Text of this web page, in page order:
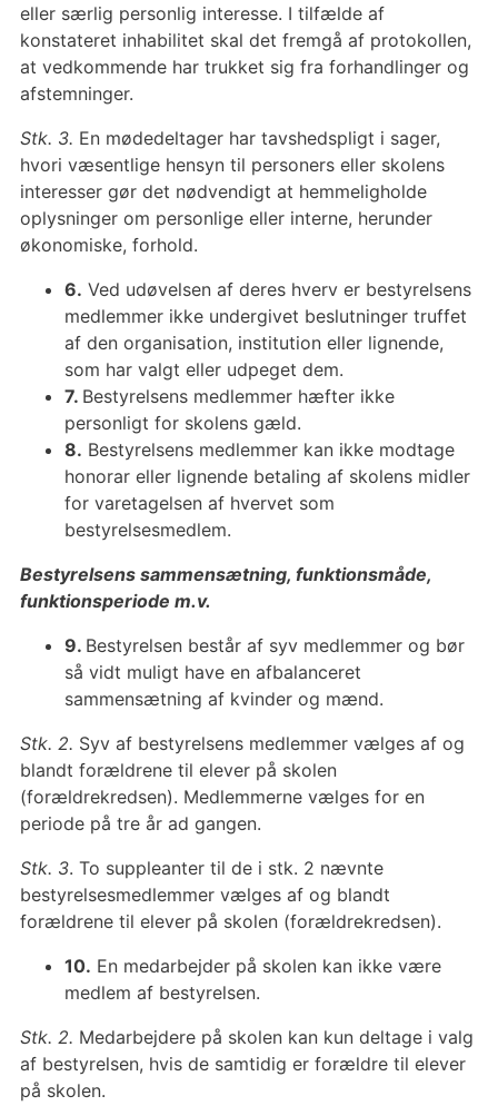
eller særlig personlig interesse. I tilfælde af
konstateret inhabilitet skal det fremgå af protokollen,
at vedkommende har trukket sig fra forhandlinger og
afstemninger.
Stk. 3. En mødedeltager har tavshedspligt i sager,
hvori væsentlige hensyn til personers eller skolens
interesser gør det nødvendigt at hemmeligholde
oplysninger om personlige eller interne, herunder
økonomiske, forhold.
6. Ved udøvelsen af deres hverv er bestyrelsens
medlemmer ikke undergivet beslutninger truffet
af den organisation, institution eller lignende,
som har valgt eller udpeget dem.
7. Bestyrelsens medlemmer hæfter ikke
personligt for skolens gæld.
8. Bestyrelsens medlemmer kan ikke modtage
honorar eller lignende betaling af skolens midler
for varetagelsen af hvervet som
bestyrelsesmedlem.
Bestyrelsens sammensætning, funktionsmåde,
funktionsperiode m.v.
9. Bestyrelsen består af syv medlemmer og bør
så vidt muligt have en afbalanceret
sammensætning af kvinder og mænd.
Stk. 2. Syv af bestyrelsens medlemmer vælges af og
blandt forældrene til elever på skolen
(forældrekredsen). Medlemmerne vælges for en
periode på tre år ad gangen.
Stk. 3. To suppleanter til de i stk. 2 nævnte
bestyrelsesmedlemmer vælges af og blandt
forældrene til elever på skolen (forældrekredsen).
10. En medarbejder på skolen kan ikke være
medlem af bestyrelsen.
Stk. 2. Medarbejdere på skolen kan kun deltage i valg
af bestyrelsen, hvis de samtidig er forældre til elever
på skolen.